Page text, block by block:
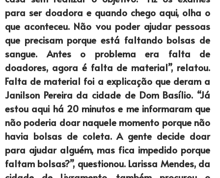
para ser doadora e quando chego aqui, olha o
que aconteceu. Não vou poder ajudar pessoas
que precisam porque está faltando bolsas de
sangue. Antes o problema era falta de
doadores, agora é falta de material”, relatou.
Falta de material foi a explicação que deram a
Janilson Pereira da cidade de Dom Basílio. “Já
estou aqui há 20 minutos e me informaram que
não poderia doar naquele momento porque não
havia bolsas de coleta. A gente decide doar
para ajudar alguém, mas fica impedido porque
faltam bolsas?”, questionou. Larissa Mendes, da